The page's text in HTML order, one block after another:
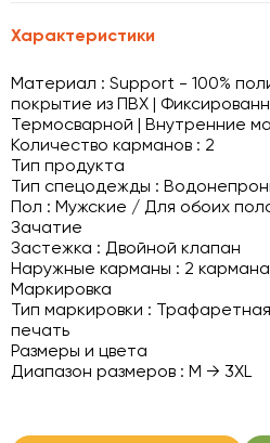
Характеристики
Материал : Support - 100%
покрытие из ПВХ |
Термосварной | Внутренние
Количество карманов : 2
Тип продукта
Тип спецодежды :
Пол : Мужские / Для обоих
Зачатие
Застежка : Двойной клапан
Наружные карманы : 2
Маркировка
Тип маркировки :
печать
Размеры и цвета
Диапазон размеров : M → 3XL